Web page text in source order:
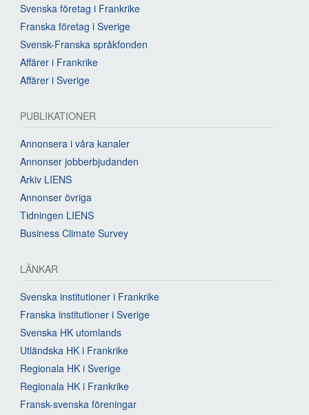
Svenska företag i Frankrike
Franska företag i Sverige
Svensk-Franska språkfonden
Affärer i Frankrike
Affärer i Sverige
PUBLIKATIONER
Annonsera i våra kanaler
Annonser jobberbjudanden
Arkiv LIENS
Annonser övriga
Tidningen LIENS
Business Climate Survey
LÄNKAR
Svenska institutioner i Frankrike
Franska institutioner i Sverige
Svenska HK utomlands
Utländska HK i Frankrike
Regionala HK i Sverige
Regionala HK i Frankrike
Fransk-svenska föreningar